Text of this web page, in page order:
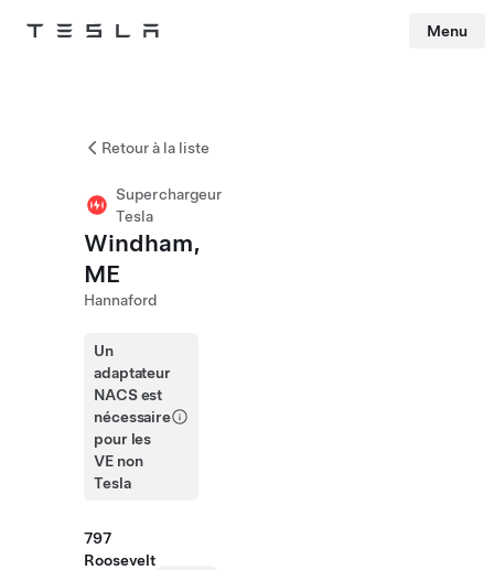
Tesla Menu
Retour à la liste
Superchargeur
Tesla
Windham,
ME
Hannaford
Un
adaptateur
NACS est
nécessaire
pour les
VE non
Tesla
797
Roosevelt